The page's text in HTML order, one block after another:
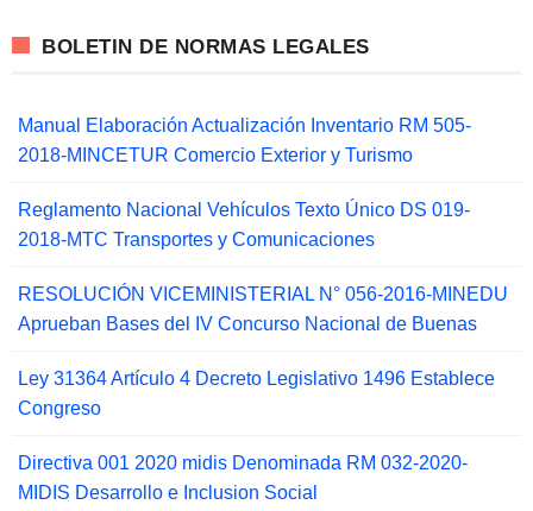
BOLETIN DE NORMAS LEGALES
Manual Elaboración Actualización Inventario RM 505-
2018-MINCETUR Comercio Exterior y Turismo
Reglamento Nacional Vehículos Texto Único DS 019-
2018-MTC Transportes y Comunicaciones
RESOLUCIÓN VICEMINISTERIAL N° 056-2016-MINEDU
Aprueban Bases del IV Concurso Nacional de Buenas
Ley 31364 Artículo 4 Decreto Legislativo 1496 Establece
Congreso
Directiva 001 2020 midis Denominada RM 032-2020-
MIDIS Desarrollo e Inclusion Social